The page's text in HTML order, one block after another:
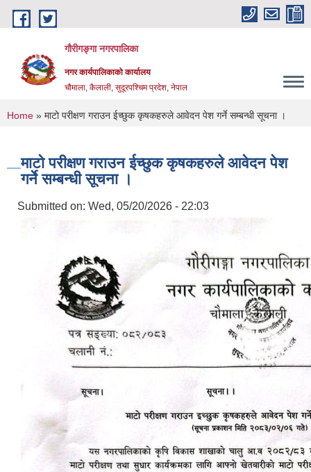
Skip to main content
गौरीगङ्गा नगरपालिका
नगर कार्यपालिकाको कार्यालय
चौमाला, कैलाली, सुदूरपश्चिम प्रदेश, नेपाल
You are here
Home » माटो परीक्षण गराउन ईच्छुक कृषकहरुले आवेदन पेश गर्ने सम्बन्धी सूचना ।
माटो परीक्षण गराउन ईच्छुक कृषकहरुले आवेदन पेश
गर्ने सम्बन्धी सूचना ।
Submitted on: Wed, 05/20/2026 - 22:03